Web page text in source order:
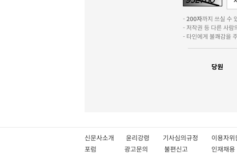
-200자까지 쓰실 수
- 저작권 등 다른 사람
- 타인에게 불쾌감을
당원
신문사소개 윤리강령 기사심의규정 이용자
포럼
광고문의 불편신고 인재